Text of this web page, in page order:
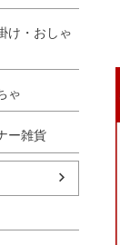
け・おしゃ
ゃ
ー雑貨